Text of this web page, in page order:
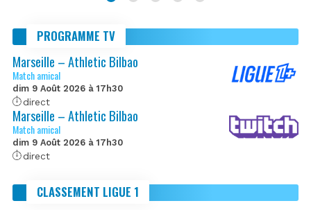
PROGRAMME TV
Marseille – Athletic Bilbao
Match amical
dim 9 Août 2026 à 17h30
direct
Marseille – Athletic Bilbao
Match amical
dim 9 Août 2026 à 17h30
direct
CLASSEMENT LIGUE 1